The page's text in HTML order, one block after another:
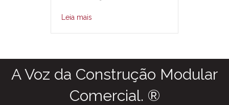
Leia mais
A Voz da Construção Modular
Comercial. ®